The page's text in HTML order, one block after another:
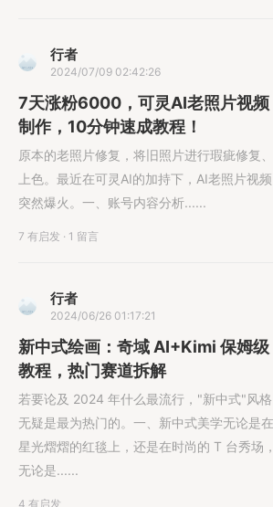
行者
2024/07/09 02:42:26
7天涨粉6000，可灵AI老照片视频
制作，10分钟速成教程！
原本的老照片修复，将旧照片进行瑕疵修复、
上色。最近在可灵AI的加持下，AI老照片视频
突然爆火。一、账号内容分析......
7 有启发 · 1 留言
行者
2024/06/26 01:17:21
新中式绘画：奇域 AI+Kimi 保姆级
教程，热门赛道拆解
若要论及 2024 年什么最流行，"新中式"风格
无疑是最为热门的。一、新中式美学无论是在
星光熠熠的红毯上，还是在时尚的 T 台秀场，
无论是......
4 有启发